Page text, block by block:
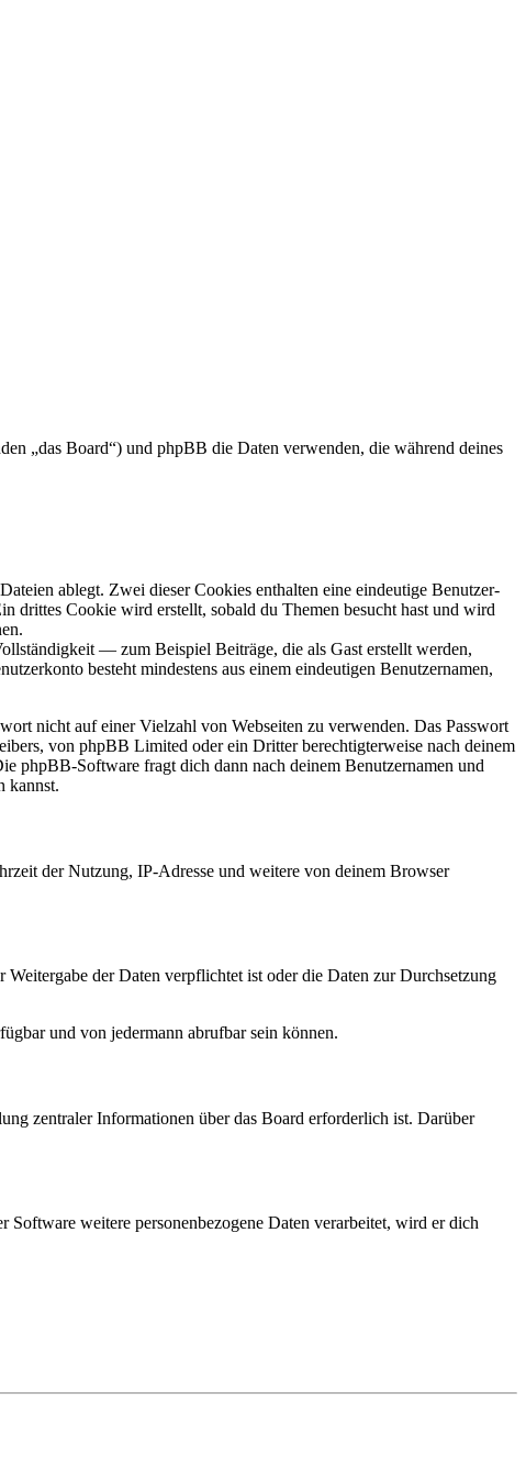
„das Board“) und phpBB die Daten verwenden, die während deines
ablegt. Zwei dieser Cookies enthalten eine eindeutige Benutzer-
drittes Cookie wird erstellt, sobald du Themen besucht hast und wird
— zum Beispiel Beiträge, die als Gast erstellt werden,
besteht mindestens aus einem eindeutigen Benutzernamen,
nicht auf einer Vielzahl von Webseiten zu verwenden. Das Passwort
von phpBB Limited oder ein Dritter berechtigterweise nach deinem
phpBB-Software fragt dich dann nach deinem Benutzernamen und
kannst.
der Nutzung, IP-Adresse und weitere von deinem Browser
der Daten verpflichtet ist oder die Daten zur Durchsetzung
und von jedermann abrufbar sein können.
zentraler Informationen über das Board erforderlich ist. Darüber
weitere personenbezogene Daten verarbeitet, wird er dich